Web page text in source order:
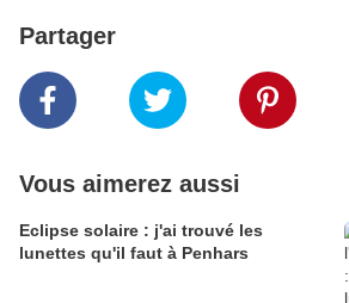
Partager
Vous aimerez aussi
Eclipse solaire : j'ai trouvé les
lunettes qu'il faut à Penhars